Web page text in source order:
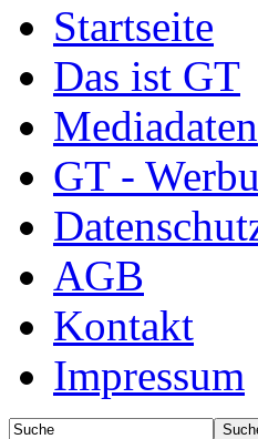
Startseite
Das ist GT
Mediadaten
GT -
AGB
Kontakt
Impressum